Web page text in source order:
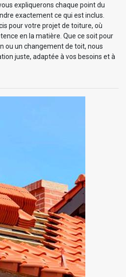
expliquerons chaque point du
exactement ce qui est inclus.
pour votre projet de toiture, où
en la matière. Que ce soit pour
ou un changement de toit, nous
juste, adaptée à vos besoins et à